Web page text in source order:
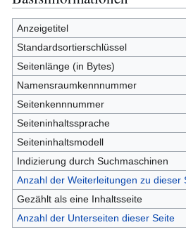
Navigation
springen
Suche
springen
Anzeigetitel
Standardsortierschlüssel
Seitenlänge (in Bytes)
Namensraumkennnummer
Seitenkennnummer
Seiteninhaltssprache
Seiteninhaltsmodell
Indizierung durch Suchmaschinen
Anzahl der Weiterleitungen zu dieser
Gezählt als eine Inhaltsseite
Anzahl der Unterseiten dieser Seite